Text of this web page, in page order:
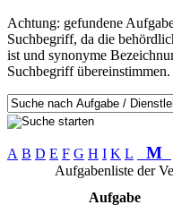
Achtung: gefundene
Suchbegriff, da die
ist und synonyme
Suchbegriff übereinstimmen.
A B D E F G H I K L M
Aufgabenliste der
Aufgabe